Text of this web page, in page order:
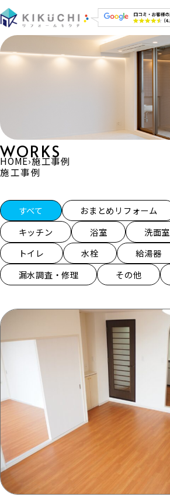
WORKS
施工事例
HOME›施工事例
施工事例一覧
すべて
おまとめリフォーム
キッチン
浴室
洗面室
トイレ
水栓
給湯器
漏水調査・修理
その他